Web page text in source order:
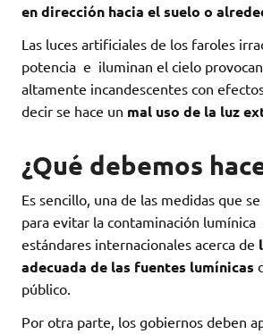
en dirección hacia el suelo o
Las luces artificiales de los faroles
potencia e iluminan el cielo
altamente incandescentes con
decir se hace un mal uso de la luz
¿Qué debemos
Es sencillo, una de las medidas que
para evitar la contaminación lumínica
estándares internacionales acerca de
adecuada de las fuentes lumínicas
público.
Por otra parte, los gobiernos deben